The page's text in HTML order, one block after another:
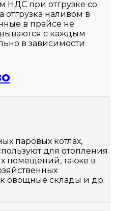
НДС при отгрузке со
отгрузка наливом в
в прайсе не
с каждым
в зависимости
паровых котлах,
для отопления
помещений, также в
овощные склады и др.